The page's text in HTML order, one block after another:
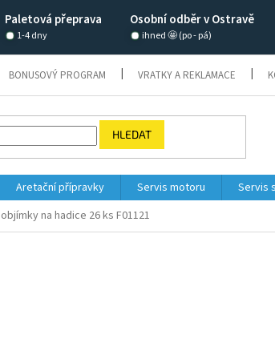
Paletová přeprava Osobní odběr v Ostravě
1-4 dny ihned 🤩 (po - pá)
BONUSOVÝ PROGRAM VRATKY A REKLAMACE
HLEDAT
Aretační přípravky Servis motoru Servis
na hadice 26 ks F01121